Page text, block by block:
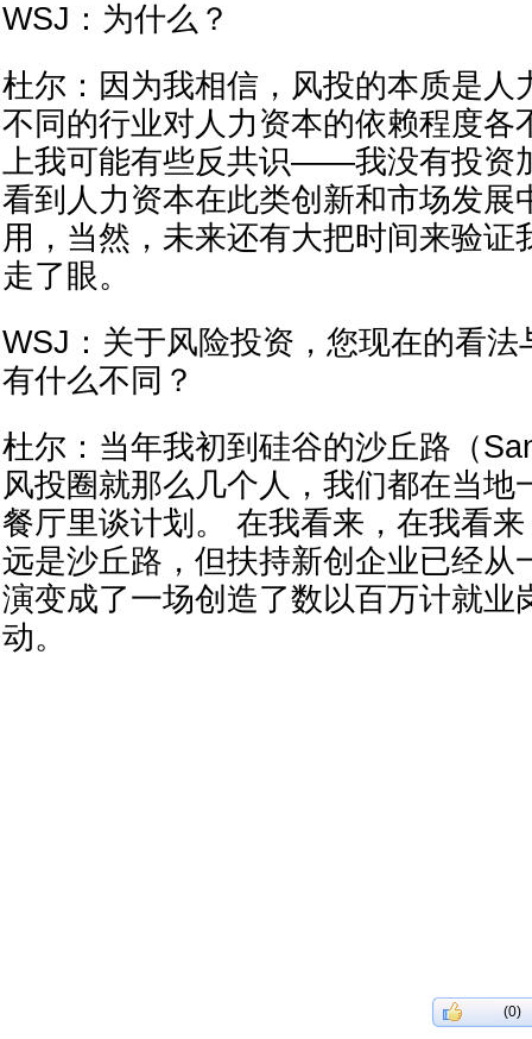
WSJ：为什么？
杜尔：因为我相信，风投的本质是人
不同的行业对人力资本的依赖程度各
上我可能有些反共识——我没有投资
看到人力资本在此类创新和市场发展
用，当然，未来还有大把时间来验证
走了眼。
WSJ：关于风险投资，您现在的看法
有什么不同？
杜尔：当年我初到硅谷的沙丘路（
风投圈就那么几个人，我们都在当地
餐厅里谈计划。 在我看来，在我看
远是沙丘路，但扶持新创企业已经从
演变成了一场创造了数以百万计就业
动。
(0)